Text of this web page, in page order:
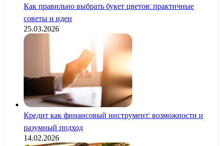
Как правильно выбрать букет цветов: практичные
советы и идеи
25.03.2026
Кредит как финансовый инструмент: возможности и
разумный подход
14.02.2026